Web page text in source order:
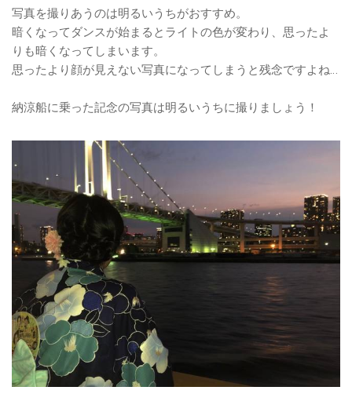
写真を撮りあうのは明るいうちがおすすめ。
暗くなってダンスが始まるとライトの色が変わり、思ったよ
りも暗くなってしまいます。
思ったより顔が見えない写真になってしまうと残念ですよね…
納涼船に乗った記念の写真は明るいうちに撮りましょう！